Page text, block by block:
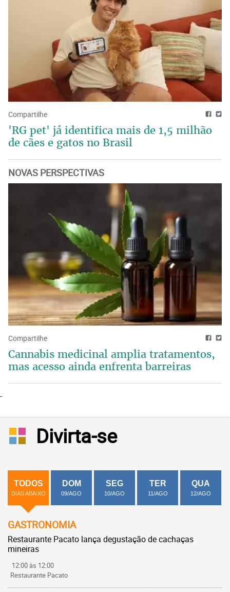
Compartilhe
'RG pet' já identifica mais de 1,5 milhão
de cães e gatos no Brasil
NOVAS PERSPECTIVAS
Compartilhe
Cannabis medicinal amplia tratamentos,
mas acesso ainda enfrenta barreiras
-
Divirta-se
TODOS
DIAS ABAIXO
DOM
09/AGO
SEG
10/AGO
TER
11/AGO
QUA
12/AGO
GASTRONOMIA
Restaurante Pacato lança degustação de cachaças
mineiras
12:00 às 12:00
Restaurante Pacato